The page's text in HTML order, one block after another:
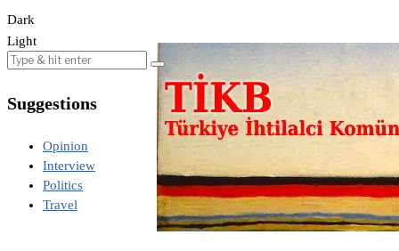
Dark
Light
Suggestions
Opinion
Interview
Politics
Travel